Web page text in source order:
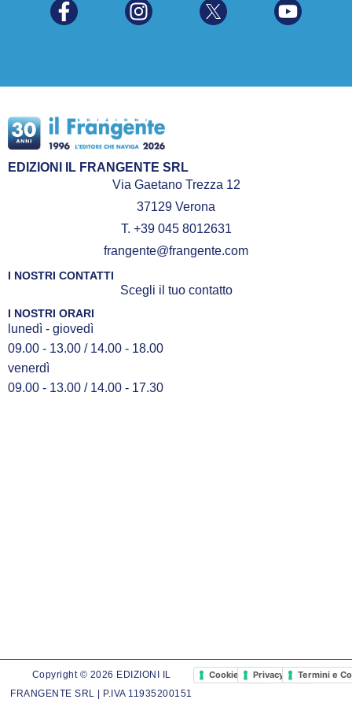
EDIZIONI IL FRANGENTE SRL
Via Gaetano Trezza 12
37129 Verona
T. +39 045 8012631
frangente@frangente.com
I NOSTRI CONTATTI
Scegli il tuo contatto
I NOSTRI ORARI
lunedì - giovedì
09.00 - 13.00 / 14.00 - 18.00
venerdì
09.00 - 13.00 / 14.00 - 17.30
Copyright © 2026 EDIZIONI IL
FRANGENTE SRL | P.IVA 11935200151
Cookie PolicyPrivacy PolicyTermini e